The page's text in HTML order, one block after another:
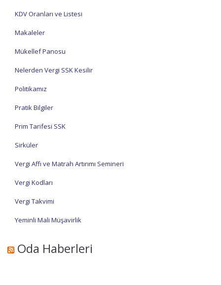
KDV Oranları ve Listesi
Makaleler
Mükellef Panosu
Nelerden Vergi SSK Kesilir
Politikamız
Pratik Bilgiler
Prim Tarifesi SSK
Sirküler
Vergi Affı ve Matrah Artırımı Semineri
Vergi Kodları
Vergi Takvimi
Yeminli Mali Müşavirlik
Oda Haberleri